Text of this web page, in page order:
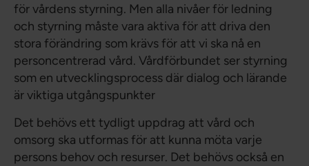
för vårdens styrning. Men alla nivåer för ledning
och styrning måste vara aktiva för att driva den
stora förändring som krävs för att vi ska nå en
personcentrerad vård. Vårdförbundet ser styrning
som en utvecklingsprocess där dialog och lärande
är viktiga utgångspunkter
Det behövs ett tydligt uppdrag att vård och
omsorg ska utformas för att kunna möta varje
persons behov och resurser. Det behövs också en